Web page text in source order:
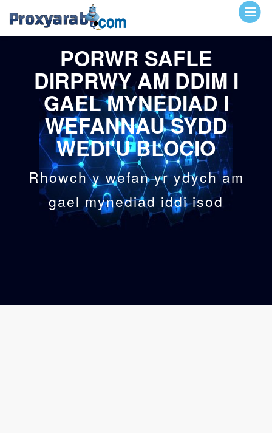
PORWR SAFLE
DIRPRWY AM DDIM I
GAEL MYNEDIAD I
WEFANNAU SYDD
WEDI'U BLOCIO
Rhowch y wefan yr ydych am
gael mynediad iddi isod